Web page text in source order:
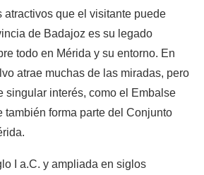
atractivos que el visitante puede
de Badajoz es su legado
todo en Mérida y su entorno. En
atrae muchas de las miradas, pero
singular interés, como el Embalse
también forma parte del Conjunto
I a.C. y ampliada en siglos